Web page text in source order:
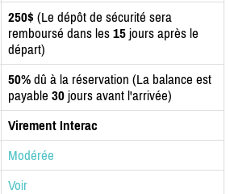
250$ (Le dépôt de sécurité sera
remboursé dans les 15 jours après le
départ)
50% dû à la réservation (La balance est
payable 30 jours avant l'arrivée)
Virement Interac
Modérée
Voir